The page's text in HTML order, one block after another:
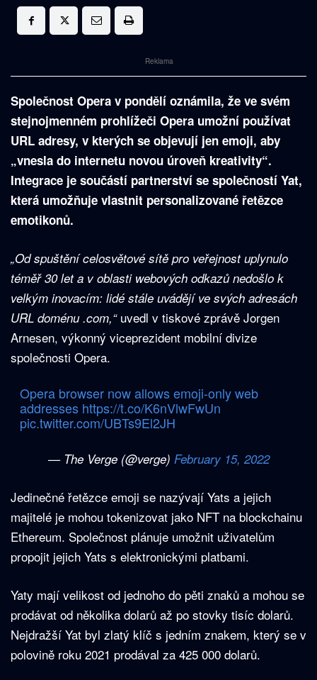
Reklama
Společnost Opera v pondělí oznámila, že ve svém
stejnojmenném prohlížeči Opera umožní používat
URL adresy, v kterých se objevují jen emoji, aby
„vnesla do internetu novou úroveň kreativity“.
Integrace je součástí partnerství se společností Yat,
která umožňuje vlastnit personalizované řetězce
emotikonů.
„Od spuštění celosvětové sítě pro veřejnost uplynulo
téměř 30 let a v oblasti webových odkazů nedošlo k
velkým inovacím: lidé stále uvádějí ve svých adresách
URL doménu .com,“uvedl v tiskové zprávě Jorgen
Arnesen, výkonný viceprezident mobilní divize
společnosti Opera.
Opera browser now allows emoji-only web
addresses https://t.co/K6nVlwFwUn
pic.twitter.com/UBTs9El2JH
— The Verge (@verge) February 15, 2022
Jedinečné řetězce emoji se nazývají Yats a jejich
majitelé je mohou tokenizovat jako NFT na blockchainu
Ethereum. Společnost plánuje umožnit uživatelům
propojit jejich Yats s elektronickými platbami.
Yaty mají velikost od jednoho do pěti znaků a mohou se
prodávat od několika dolarů až po stovky tisíc dolarů.
Nejdražší Yat byl zlatý klíč s jedním znakem, který se v
polovině roku 2021 prodával za 425 000 dolarů.